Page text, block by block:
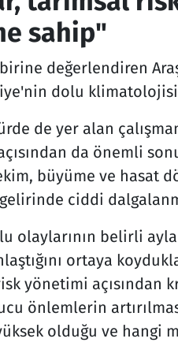
sahip"
değerlendiren
dolu
de yer alan
da önemli
büyüme ve hasat
ciddi
olaylarının belirli
ortaya
yönetimi açısından
önlemlerin
yüksek olduğu ve